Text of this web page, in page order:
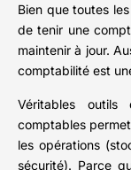
Bien que toutes
de tenir une
maintenir à jour.
comptabilité est
Véritables outils
comptables
les opérations
sécurité). Parce